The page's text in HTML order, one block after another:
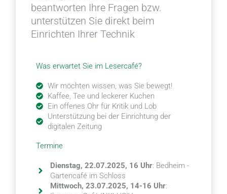
beantworten Ihre Fragen bzw.
unterstützen Sie direkt beim
Einrichten Ihrer Technik
Was erwartet Sie im Lesercafé?
Wir möchten wissen, was Sie bewegt!
Kaffee, Tee und leckerer Kuchen
Ein offenes Ohr für Kritik und Lob
Unterstützung bei der Einrichtung der
digitalen Zeitung
Termine
Dienstag, 22.07.2025, 16 Uhr: Bedheim -
Gartencafé im Schloss
Mittwoch, 23.07.2025, 14-16 Uhr: